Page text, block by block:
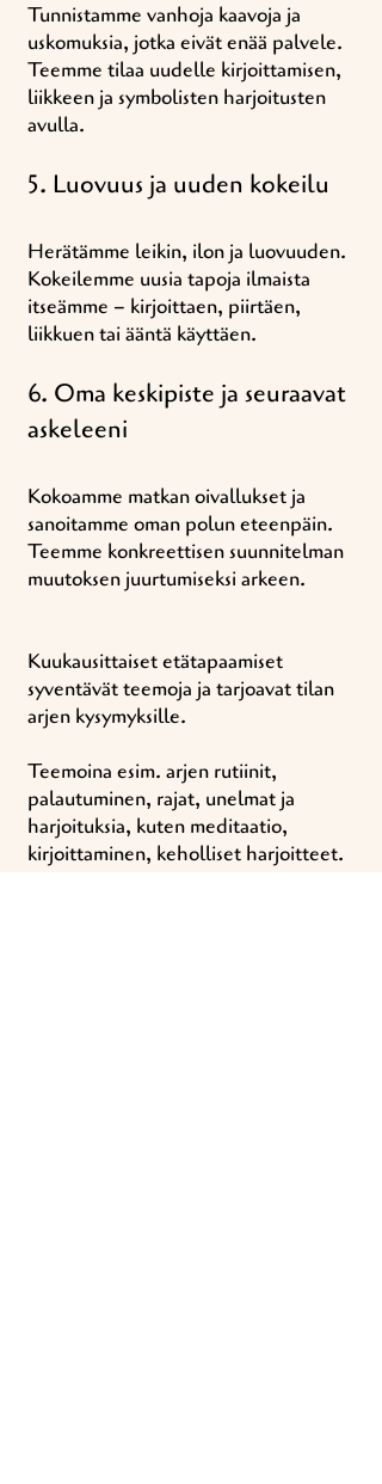
Tunnistamme vanhoja kaavoja ja
uskomuksia, jotka eivät enää palvele.
Teemme tilaa uudelle kirjoittamisen,
liikkeen ja symbolisten harjoitusten
avulla.
5. Luovuus ja uuden kokeilu
Herätämme leikin, ilon ja luovuuden.
Kokeilemme uusia tapoja ilmaista
itseämme – kirjoittaen, piirtäen,
liikkuen tai ääntä käyttäen.
6. Oma keskipiste ja seuraavat
askeleeni
Kokoamme matkan oivallukset ja
sanoitamme oman polun eteenpäin.
Teemme konkreettisen suunnitelman
muutoksen juurtumiseksi arkeen.
Kuukausittaiset etätapaamiset
syventävät teemoja ja tarjoavat tilan
arjen kysymyksille.
Teemoina esim. arjen rutiinit,
palautuminen, rajat, unelmat ja
harjoituksia, kuten meditaatio,
kirjoittaminen, keholliset harjoitteet.